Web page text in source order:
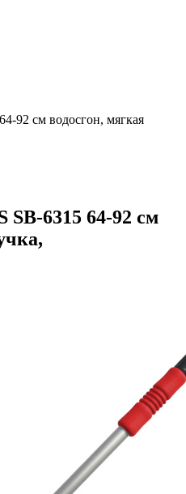
92 см водосгон, мягкая
SB-6315 64-92 см